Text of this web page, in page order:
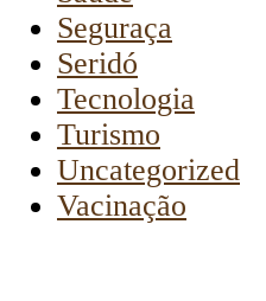
Seguraça
Seridó
Tecnologia
Turismo
Uncategorized
Vacinação